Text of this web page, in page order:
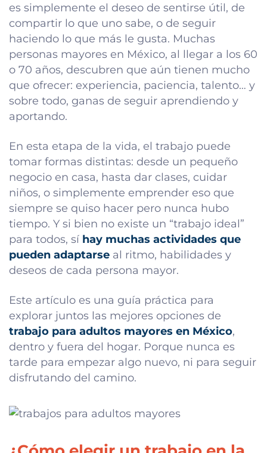
es simplemente el deseo de sentirse útil, de
compartir lo que uno sabe, o de seguir
haciendo lo que más le gusta. Muchas
personas mayores en México, al llegar a los 60
o 70 años, descubren que aún tienen mucho
que ofrecer: experiencia, paciencia, talento… y
sobre todo, ganas de seguir aprendiendo y
aportando.
En esta etapa de la vida, el trabajo puede
tomar formas distintas: desde un pequeño
negocio en casa, hasta dar clases, cuidar
niños, o simplemente emprender eso que
siempre se quiso hacer pero nunca hubo
tiempo. Y si bien no existe un “trabajo ideal”
para todos, sí hay muchas actividades que
pueden adaptarse al ritmo, habilidades y
deseos de cada persona mayor.
Este artículo es una guía práctica para
explorar juntos las mejores opciones de
trabajo para adultos mayores en México,
dentro y fuera del hogar. Porque nunca es
tarde para empezar algo nuevo, ni para seguir
disfrutando del camino.